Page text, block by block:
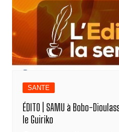
SANTE
ÉDITO | SAMU à Bobo-
le Guiriko